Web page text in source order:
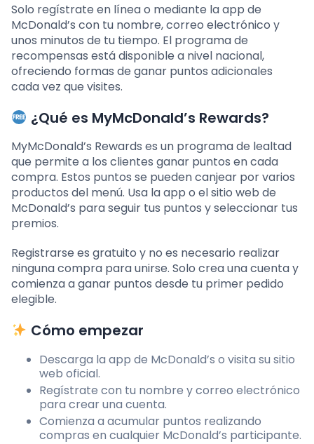
Solo regístrate en línea o mediante la app de
McDonald’s con tu nombre, correo electrónico y
unos minutos de tu tiempo. El programa de
recompensas está disponible a nivel nacional,
ofreciendo formas de ganar puntos adicionales
cada vez que visites.
¿Qué es MyMcDonald’s Rewards?
MyMcDonald’s Rewards es un programa de lealtad
que permite a los clientes ganar puntos en cada
compra. Estos puntos se pueden canjear por varios
productos del menú. Usa la app o el sitio web de
McDonald’s para seguir tus puntos y seleccionar tus
premios.
Registrarse es gratuito y no es necesario realizar
ninguna compra para unirse. Solo crea una cuenta y
comienza a ganar puntos desde tu primer pedido
elegible.
Cómo empezar
Descarga la app de McDonald’s o visita su sitio
web oficial.
Regístrate con tu nombre y correo electrónico
para crear una cuenta.
Comienza a acumular puntos realizando
compras en cualquier McDonald’s participante.